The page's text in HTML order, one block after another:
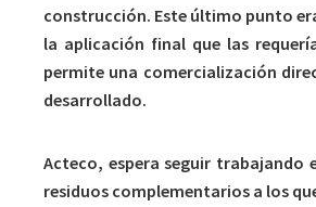
construcción. Este último punto
la aplicación final que las
permite una comercialización
desarrollado.
Acteco, espera seguir trabajando
residuos complementarios a los